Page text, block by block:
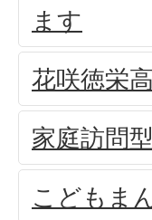
ます
花咲徳栄
家庭訪問
こどもま